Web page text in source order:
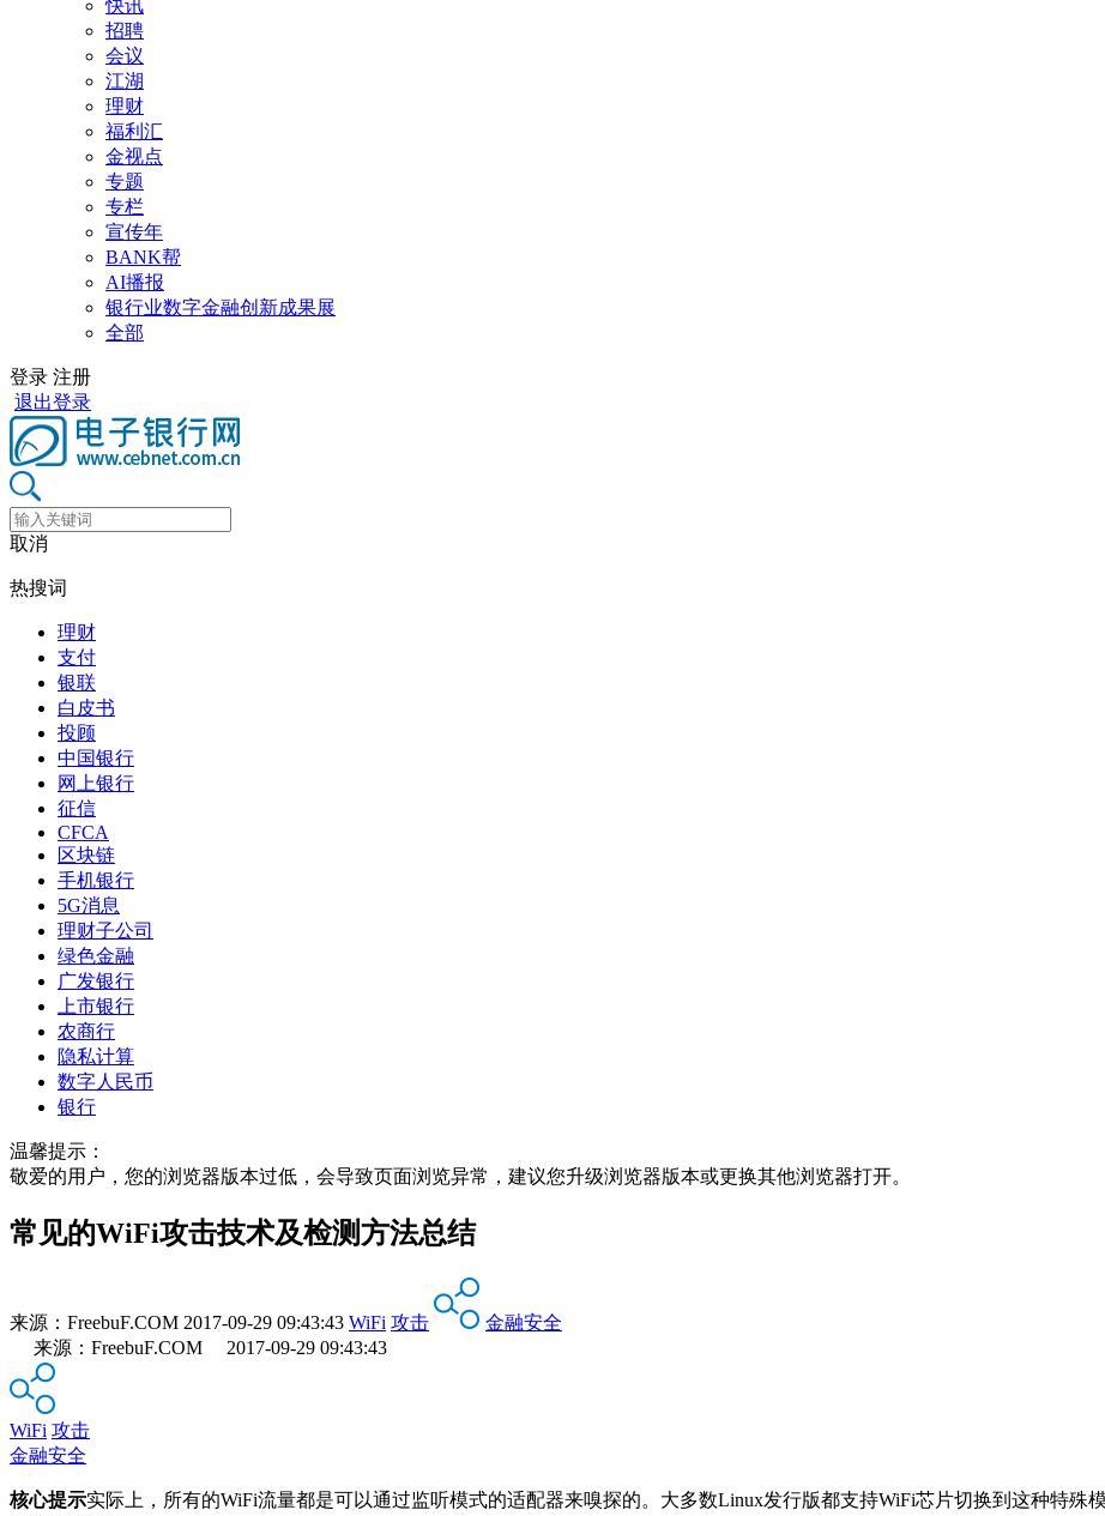
快讯
招聘
会议
江湖
理财
福利汇
金视点
专题
专栏
宣传年
BANK帮
AI播报
银行业数字金融创新成果展
全部
登录 注册
退出登录
取消
热搜词
理财
支付
银联
白皮书
投顾
中国银行
网上银行
征信
CFCA
区块链
手机银行
5G消息
理财子公司
绿色金融
广发银行
上市银行
农商行
隐私计算
数字人民币
银行
温馨提示：
敬爱的用户，您的浏览器版本过低，会导致页面浏览异常，建议您升级浏览器版本或更换其他浏览器打开。
常见的WiFi攻击技术及检测方法总结
来源： FreebuF.COM 2017-09-29 09:43:43 WiFi 攻击
金融安全
来源：FreebuF.COM 2017-09-29 09:43:43
WiFi 攻击
金融安全
核心提示实际上，所有的WiFi流量都是可以通过监听模式的适配器来嗅探的。大多数Linux发行版都支持WiFi芯片切换到这种特殊